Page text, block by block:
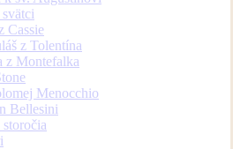
Cassie
z Tolentína
z Montefalka
Menocchio
Bellesini